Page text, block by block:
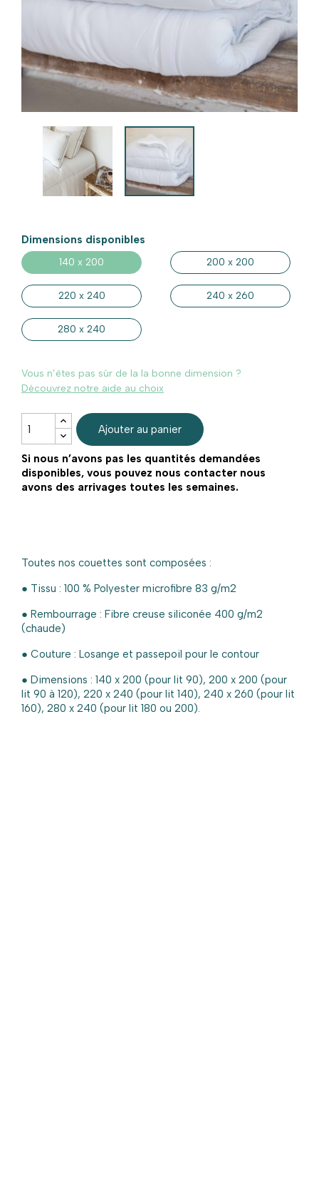
Linge de lit deuxième vie
Linge de lit neuf
Dimensions disponibles
140 x 200 200 x 200
220 x 240 240 x 260
280 x 240
Vous n’êtes pas sûr de la la bonne dimension ?
Découvrez notre aide au choix
Ajouter au panier
Si nous n’avons pas les quantités demandées
disponibles, vous pouvez nous contacter nous
avons des arrivages toutes les semaines.
Toutes nos couettes sont composées :
● Tissu : 100 % Polyester microfibre 83 g/m2
● Rembourrage : Fibre creuse siliconée 400 g/m2
(chaude)
● Couture : Losange et passepoil pour le contour
● Dimensions : 140 x 200 (pour lit 90), 200 x 200 (pour
lit 90 à 120), 220 x 240 (pour lit 140), 240 x 260 (pour lit
160), 280 x 240 (pour lit 180 ou 200).